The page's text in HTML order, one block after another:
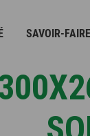
SAVOIR-FAIRE